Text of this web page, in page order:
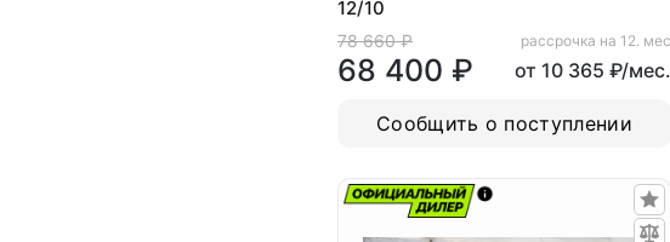
12/10
78 660 ₽
68 400 ₽
рассрочка на 12. мес
от 10 365 ₽/мес.
Сообщить о поступлении